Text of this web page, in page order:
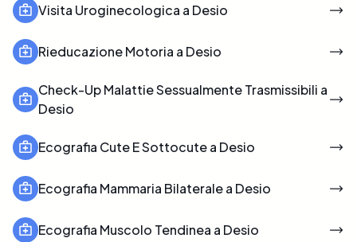
Visita Uroginecologica a Desio
Rieducazione Motoria a Desio
Check-Up Malattie Sessualmente Trasmissibili a
Desio
Ecografia Cute E Sottocute a Desio
Ecografia Mammaria Bilaterale a Desio
Ecografia Muscolo Tendinea a Desio